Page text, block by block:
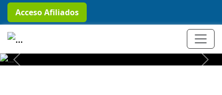
Acceso Afiliados
+ Conocer más
Previous Next